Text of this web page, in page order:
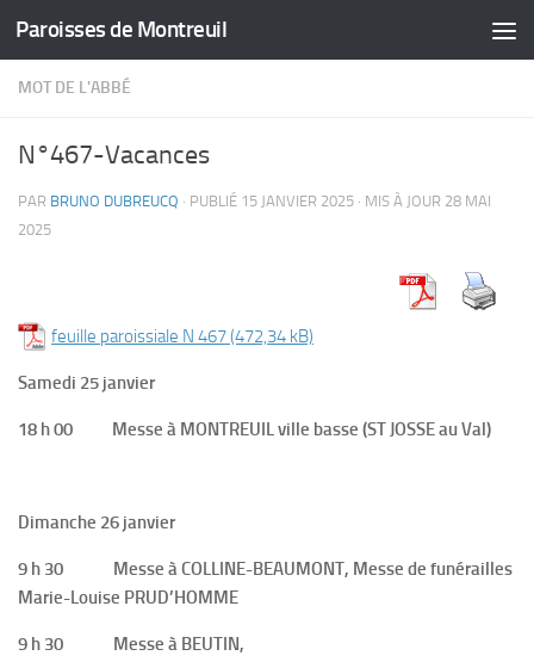
Skip to content
Paroisses de Montreuil
MOT DE L'ABBÉ
N°467-Vacances
PAR BRUNO DUBREUCQ · PUBLIÉ 15 JANVIER 2025 · MIS À JOUR 28 MAI
2025
feuille paroissiale N 467
Samedi 25 janvier
18 h 00 Messe à MONTREUIL ville basse (ST JOSSE au Val)
Dimanche 26 janvier
9 h 30 Messe à COLLINE-BEAUMONT, Messe de funérailles
Marie-Louise PRUD’HOMME
9 h 30 Messe à BEUTIN,